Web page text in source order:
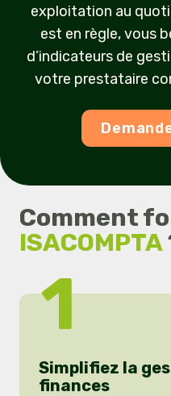
exploitation au
est en règle, vous
d’indicateurs de
votre prestataire
Comment
ISACOMPTA
1
Simplifiez la
finances